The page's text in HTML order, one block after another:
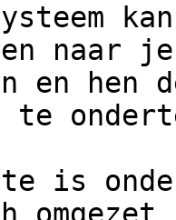
naar
en hen
is